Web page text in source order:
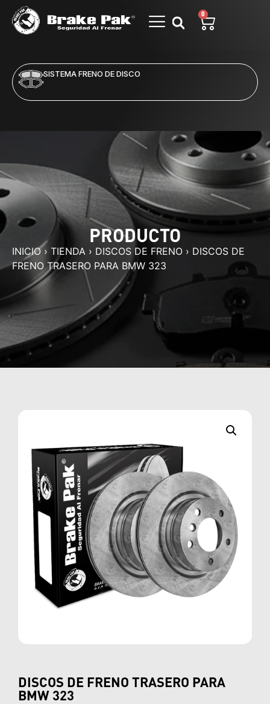
0
SISTEMA FRENO DE DISCO
PRODUCTO
INICIO› TIENDA › DISCOS DE FRENO › DISCOS DE
FRENO TRASERO PARA BMW 323
DISCOS DE FRENO TRASERO PARA
BMW 323